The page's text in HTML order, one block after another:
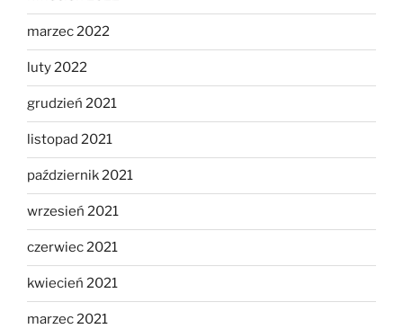
marzec 2022
luty 2022
grudzień 2021
listopad 2021
październik 2021
wrzesień 2021
czerwiec 2021
kwiecień 2021
marzec 2021